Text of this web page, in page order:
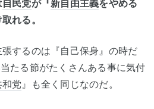
自民党が『新自由主義をやめる
れる。
するのは『自己保身』の時だ
たる節がたくさんある事に気付
和党 』も全く同じなのだ。